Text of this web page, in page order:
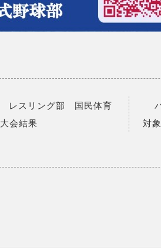
レスリング部 国民体育
大会結果
対